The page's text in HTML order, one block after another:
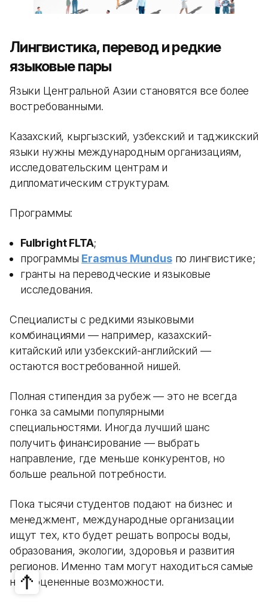
Лингвистика, перевод и редкие
языковые пары
Языки Центральной Азии становятся все более
востребованными.
Казахский, кыргызский, узбекский и таджикский
языки нужны международным организациям,
исследовательским центрам и
дипломатическим структурам.
Программы:
Fulbright FLTA;
программы Erasmus Mundusпо лингвистике;
гранты на переводческие и языковые
исследования.
Специалисты с редкими языковыми
комбинациями — например, казахский-
китайский или узбекский-английский —
остаются востребованной нишей.
Полная стипендия за рубеж — это не всегда
гонка за самыми популярными
специальностями. Иногда лучший шанс
получить финансирование — выбрать
направление, где меньше конкурентов, но
больше реальной потребности.
Пока тысячи студентов подают на бизнес и
менеджмент, международные организации
ищут тех, кто будет решать вопросы воды,
образования, экологии, здоровья и развития
регионов. Именно там могут находиться самые
недооцененные возможности.